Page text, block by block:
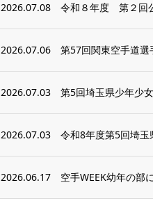
2026.07.08 令和８年度 第２回
2026.07.06 第57回関東空手道
2026.07.03 第5回埼玉県少年少
2026.07.03 令和8年度第5回埼
2026.06.17 空手WEEK幼年の部